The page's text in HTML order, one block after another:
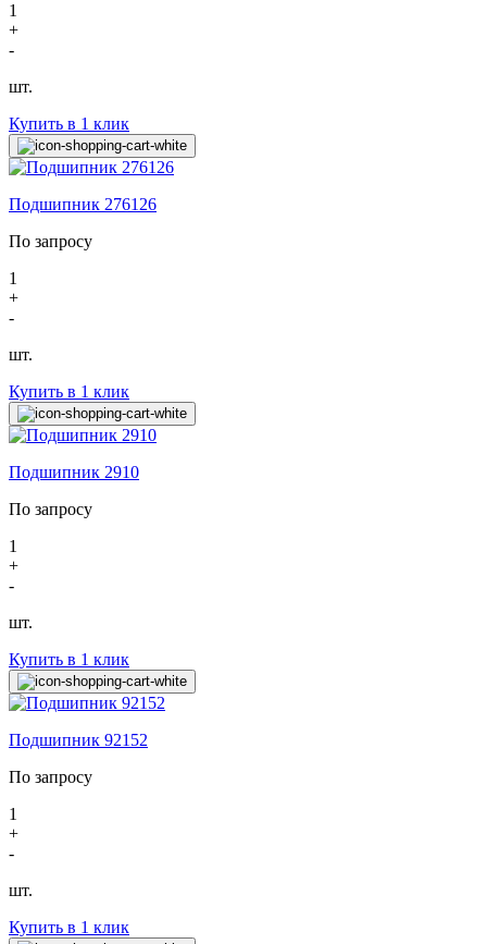
1
+
-
шт.
Купить в 1 клик
Подшипник 276126
По запросу
1
+
-
шт.
Купить в 1 клик
Подшипник 2910
По запросу
1
+
-
шт.
Купить в 1 клик
Подшипник 92152
По запросу
1
+
-
шт.
Купить в 1 клик